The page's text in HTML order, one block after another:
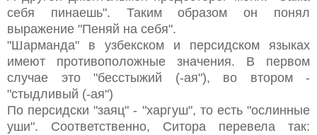
себя пинаешь". Таким образом он понял
выражение "Пеняй на себя".
"Шарманда" в узбекском и персидском языках
имеют противоположные значения. В первом
случае это "бесстыжий (-ая"), во втором -
"стыдливый (-ая")
По персидски "заяц" - "харгуш", то есть "ослинные
уши". Соответственно, Ситора перевела так: